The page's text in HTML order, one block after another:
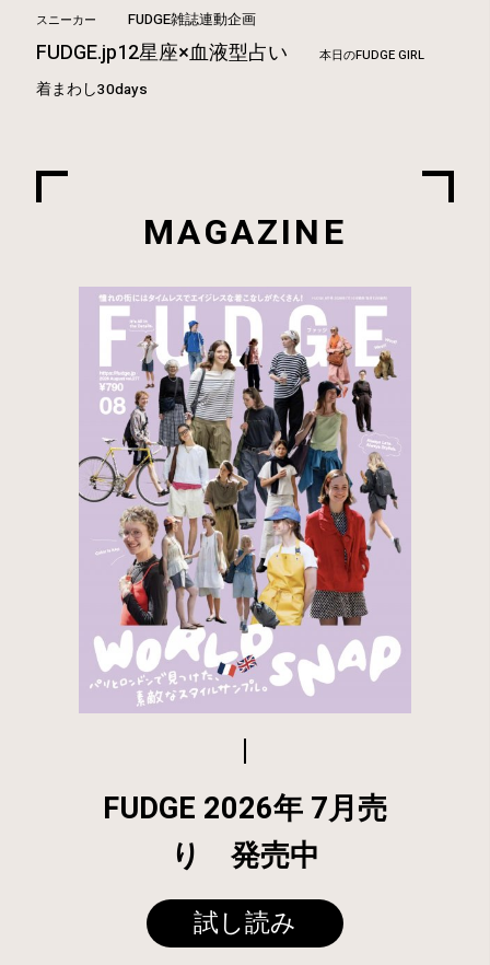
スニーカー FUDGE雑誌連動企画
FUDGE.jp12星座×血液型占い 本日のFUDGE GIRL
着まわし30days
MAGAZINE
FUDGE 2026年 7月売
り 発売中
試し読み